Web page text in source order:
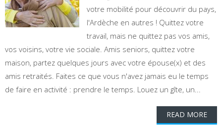
votre mobilité pour découvrir du pays,
l'Ardèche en autres ! Quittez votre
travail, mais ne quittez pas vos amis,
vos voisins, votre vie sociale. Amis seniors, quittez votre
maison, partez quelques jours avec votre épouse(x) et des
amis retraités. Faites ce que vous n'avez jamais eu le temps
de faire en activité : prendre le temps. Louez un gîte, un...
READ MORE